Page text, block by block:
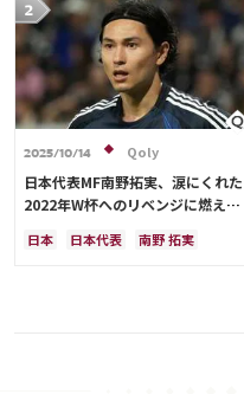
2025/10/14 Qoly
日本代表MF南野拓実、涙にくれた
2022年W杯へのリベンジに燃える
ー人生をかけた戦い」
日本 日本代表
南野 拓実